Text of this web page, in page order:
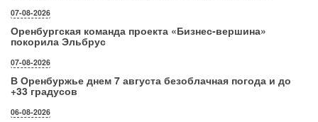
07-08-2026
Оренбургская команда проекта «Бизнес‑вершина»
покорила Эльбрус
07-08-2026
В Оренбуржье днем 7 августа безоблачная погода и до
+33 градусов
06-08-2026